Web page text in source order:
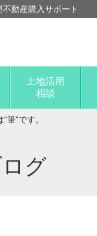
動産購入サポート
土地活用
相談
筆”です。
グ